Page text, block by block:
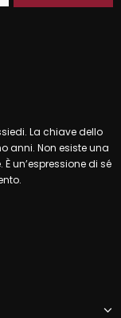
La chiave dello
anni. Non esiste una
un’espressione di sé